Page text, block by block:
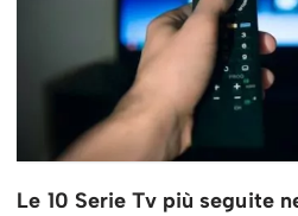
Le 10 Serie Tv più seguite